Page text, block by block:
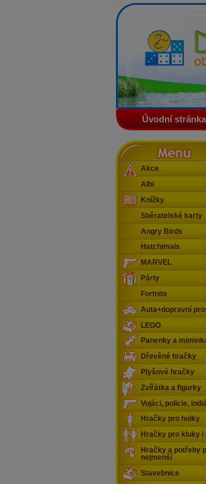
Domino -
Úvodní stránka
Menu
Akce
Albi
Knížky
Sběratelské karty
Angry Birds
Hatchimals
MARVEL
Párty
Fortnite
Auta+dopravní
LEGO
Panenky a
Dřevěné hračky
Plyšové hračky
Zvířátka a figurky
Vojáci, policie,
Hračky pro holky
Hračky pro kluky i
Hračky a potřeby
nejmenší
Stavebnice